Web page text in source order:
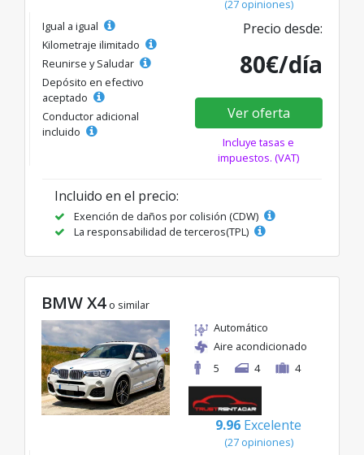
(27 opiniones)
Igual a igual
Kilometraje ilimitado
Reunirse y Saludar
Depósito en efectivo
aceptado
Conductor adicional
incluido
Precio desde:
80€/día
Ver oferta
Incluye tasas e
impuestos. (VAT)
Incluido en el precio:
Exención de daños por colisión (CDW)
La responsabilidad de terceros(TPL)
BMW X4 o similar
Automático
Aire acondicionado
5
4 4
9.96 Excelente
(27 opiniones)